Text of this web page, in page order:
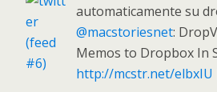
automaticamente su
@macstoriesnet:
Memos to Dropbox In
http://mcstr.net/elbxIU